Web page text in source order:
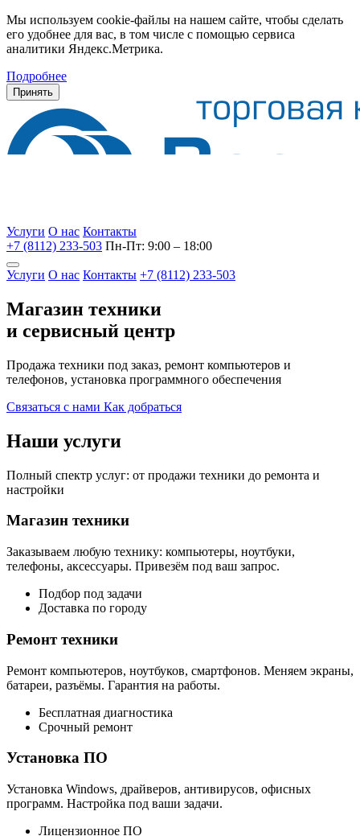
Мы используем cookie-файлы на нашем сайте, чтобы сделать
его удобнее для вас, в том числе с помощью сервиса
аналитики Яндекс.Метрика.
Подробнее
Принять
Услуги О нас Контакты
+7 (8112) 233-503 Пн-Пт: 9:00 – 18:00
Услуги О нас Контакты +7 (8112) 233-503
Магазин техники
и сервисный центр
Продажа техники под заказ, ремонт компьютеров и
телефонов, установка программного обеспечения
Связаться с нами Как добраться
Наши услуги
Полный спектр услуг: от продажи техники до ремонта и
настройки
Магазин техники
Заказываем любую технику: компьютеры, ноутбуки,
телефоны, аксессуары. Привезём под ваш запрос.
Подбор под задачи
Доставка по городу
Ремонт техники
Ремонт компьютеров, ноутбуков, смартфонов. Меняем экраны,
батареи, разъёмы. Гарантия на работы.
Бесплатная диагностика
Срочный ремонт
Установка ПО
Установка Windows, драйверов, антивирусов, офисных
программ. Настройка под ваши задачи.
Лицензионное ПО